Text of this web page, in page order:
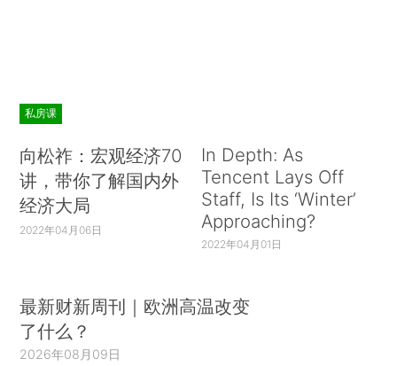
私房课
向松祚：宏观经济70
讲，带你了解国内外
经济大局
2022年04月06日
In Depth: As
Tencent Lays Off
Staff, Is Its ‘Winter’
Approaching?
2022年04月01日
最新财新周刊｜欧洲高温改变
了什么？
2026年08月09日